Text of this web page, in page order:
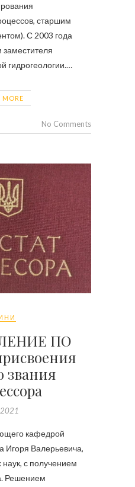
старшим
С 2003 года
заместителя
гидрогеологии.…
MORE
No Comments
ПО
звания
кафедрой
Игоря Валерьевича,
наук, с получением
Решением